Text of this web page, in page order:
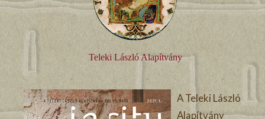
Teleki László Alapítvány
A Teleki László
Alapítvány